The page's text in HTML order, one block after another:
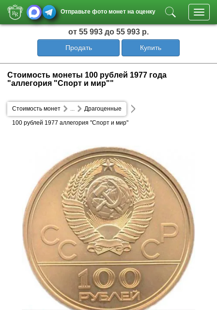
Отправьте фото монет на оценку
от 55 993 до 55 993 р.
Продать Купить
Стоимость монеты 100 рублей 1977 года
"аллегория "Спорт и мир""
Стоимость монет Драгоценные
...
100 рублей 1977 аллегория "Спорт и мир"